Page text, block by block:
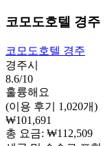
코모도호텔 경주
코모도호텔 경주
경주시
8.6/10
훌륭해요
(이용 후기 1,020개)
₩101,691
총 요금: ₩112,509